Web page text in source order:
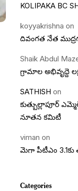
KOLIPAKA BC
koyyakrishna on
దివంగత నేత
Shaik Abdul
గ్రామాల అభివృద్దె
SATHISH on
కుత్బుల్లాపూర్
నూతన కమిటీ
viman on
మెగా పీటీఎం 3.1కు
Categories